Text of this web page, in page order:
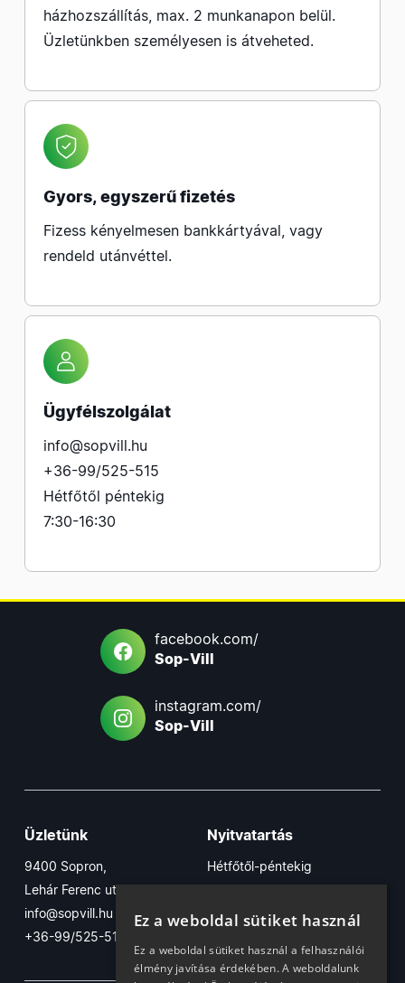
házhozszállítás, max. 2 munkanapon belül.
Üzletünkben személyesen is átveheted.
Gyors, egyszerű fizetés
Fizess kényelmesen bankkártyával, vagy
rendeld utánvéttel.
Ügyfélszolgálat
info@sopvill.hu
+36-99/525-515
Hétfőtől péntekig
7:30-16:30
facebook.com/
Sop-Vill
instagram.com/
Sop-Vill
Üzletünk
9400 Sopron,
Lehár Ferenc utca 17/B
info@sopvill.hu
+36-99/525-515
Nyitvatartás
Hétfőtől-péntekig
7:30-16:30
Szombaton
Ez a weboldal sütiket használ
Ez a weboldal sütiket használ a felhasználói
élmény javítása érdekében. A weboldalunk